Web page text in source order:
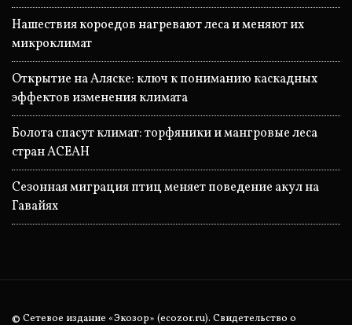
Нашествия короедов нагревают леса и меняют их
микроклимат
Открытие на Аляске: ключ к пониманию каскадных
эффектов изменения климата
Болота спасут климат: торфяники и мангровые леса
стран АСЕАН
Сезонная миграция птиц меняет поведение акул на
Гавайях
© Сетевое издание «Экозор» (ecozor.ru). Свидетельство о